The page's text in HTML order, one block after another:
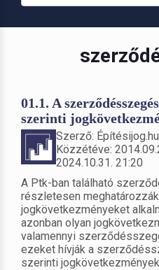
01.1. A
szerinti
Szerző: Építésijog.hu
Közzétéve:
2024.10.31. 21:20
A Ptk-ban található
részletesen
jogkövetkezményeket
azonban olyan
valamennyi
ezeket hívják a
szerinti